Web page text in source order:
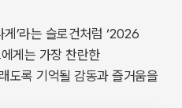
’라는 슬로건처럼 ‘2026
게는 가장 찬란한
도록 기억될 감동과 즐거움을